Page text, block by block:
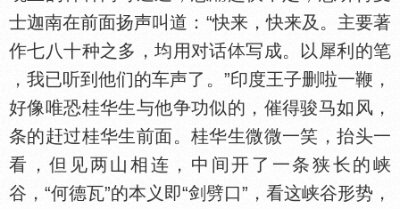
士迦南在前面扬声叫道：“快来，快来及。主要著
作七八十种之多，均用对话
写成。以犀利的笔
，我已听到他们的车声了。”印度王子删啦一鞭，
好像唯恐桂华生与他争功似的，催得骏马如风，
条的赶过桂华生前面。桂华生微微一笑，抬头一
看，但见两山相连，中间开了一条狭长的峡
谷，“何德瓦”的本义即“剑劈口”，看这峡谷形势，